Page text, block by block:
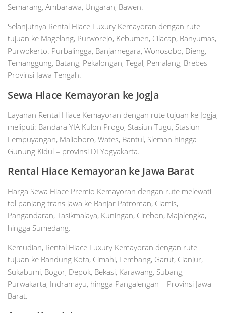
Semarang, Ambarawa, Ungaran, Bawen.
Selanjutnya Rental Hiace Luxury Kemayoran dengan rute
tujuan ke Magelang, Purworejo, Kebumen, Cilacap, Banyumas,
Purwokerto. Purbalingga, Banjarnegara, Wonosobo, Dieng,
Temanggung, Batang, Pekalongan, Tegal, Pemalang, Brebes –
Provinsi Jawa Tengah.
Sewa Hiace Kemayoran ke Jogja
Layanan Rental Hiace Kemayoran dengan rute tujuan ke Jogja,
meliputi: Bandara YIA Kulon Progo, Stasiun Tugu, Stasiun
Lempuyangan, Malioboro, Wates, Bantul, Sleman hingga
Gunung Kidul – provinsi DI Yogyakarta.
Rental Hiace Kemayoran ke Jawa Barat
Harga Sewa Hiace Premio Kemayoran dengan rute melewati
tol panjang trans jawa ke Banjar Patroman, Ciamis,
Pangandaran, Tasikmalaya, Kuningan, Cirebon, Majalengka,
hingga Sumedang.
Kemudian, Rental Hiace Luxury Kemayoran dengan rute
tujuan ke Bandung Kota, Cimahi, Lembang, Garut, Cianjur,
Sukabumi, Bogor, Depok, Bekasi, Karawang, Subang,
Purwakarta, Indramayu, hingga Pangalengan – Provinsi Jawa
Barat.